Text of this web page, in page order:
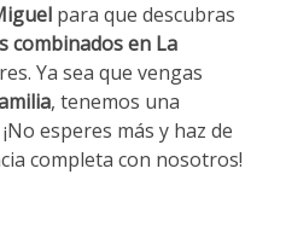
para que descubras
combinados en La
Ya sea que vengas
, tenemos una
esperes más y haz de
completa con nosotros!